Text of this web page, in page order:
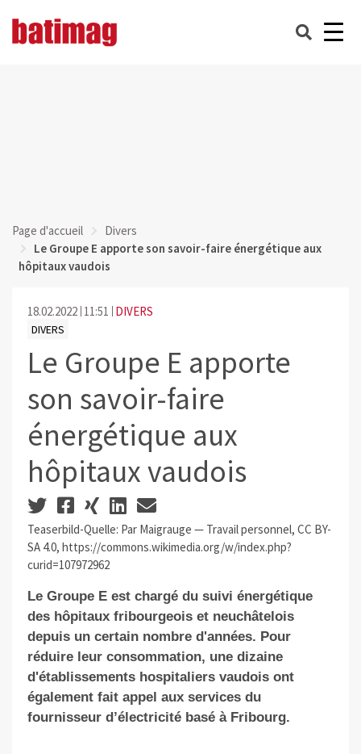
Page d'accueil
Divers
Le Groupe E apporte son savoir-faire énergétique aux
hôpitaux vaudois
18.02.2022 11:51 DIVERS
DIVERS
Le Groupe E apporte
son savoir-faire
énergétique aux
hôpitaux vaudois
Teaserbild-Quelle: Par Maigrauge — Travail personnel, CC BY-
SA 4.0, https://commons.wikimedia.org/w/index.php?
curid=107972962
Le Groupe E est chargé du suivi énergétique
des hôpitaux fribourgeois et neuchâtelois
depuis un certain nombre d'années. Pour
réduire leur consommation, une dizaine
d'établissements hospitaliers vaudois ont
également fait appel aux services du
fournisseur d’électricité basé à Fribourg.